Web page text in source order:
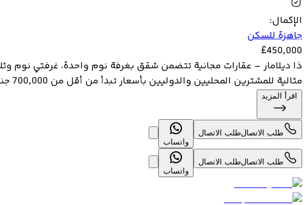
الإكمال:
جاهزة للسكن
£450,000
مثالية للمشترين المحليين والدوليين بأسعار تبدأ من أقل من 700,000 جنيه إست...
اقرأ المزيد
طلب الاتصالطلب الاتصال
واتساب
طلب الاتصالطلب الاتصال
واتساب